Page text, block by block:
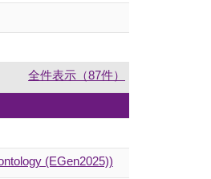
全件表示（87件）
(EGen2025))